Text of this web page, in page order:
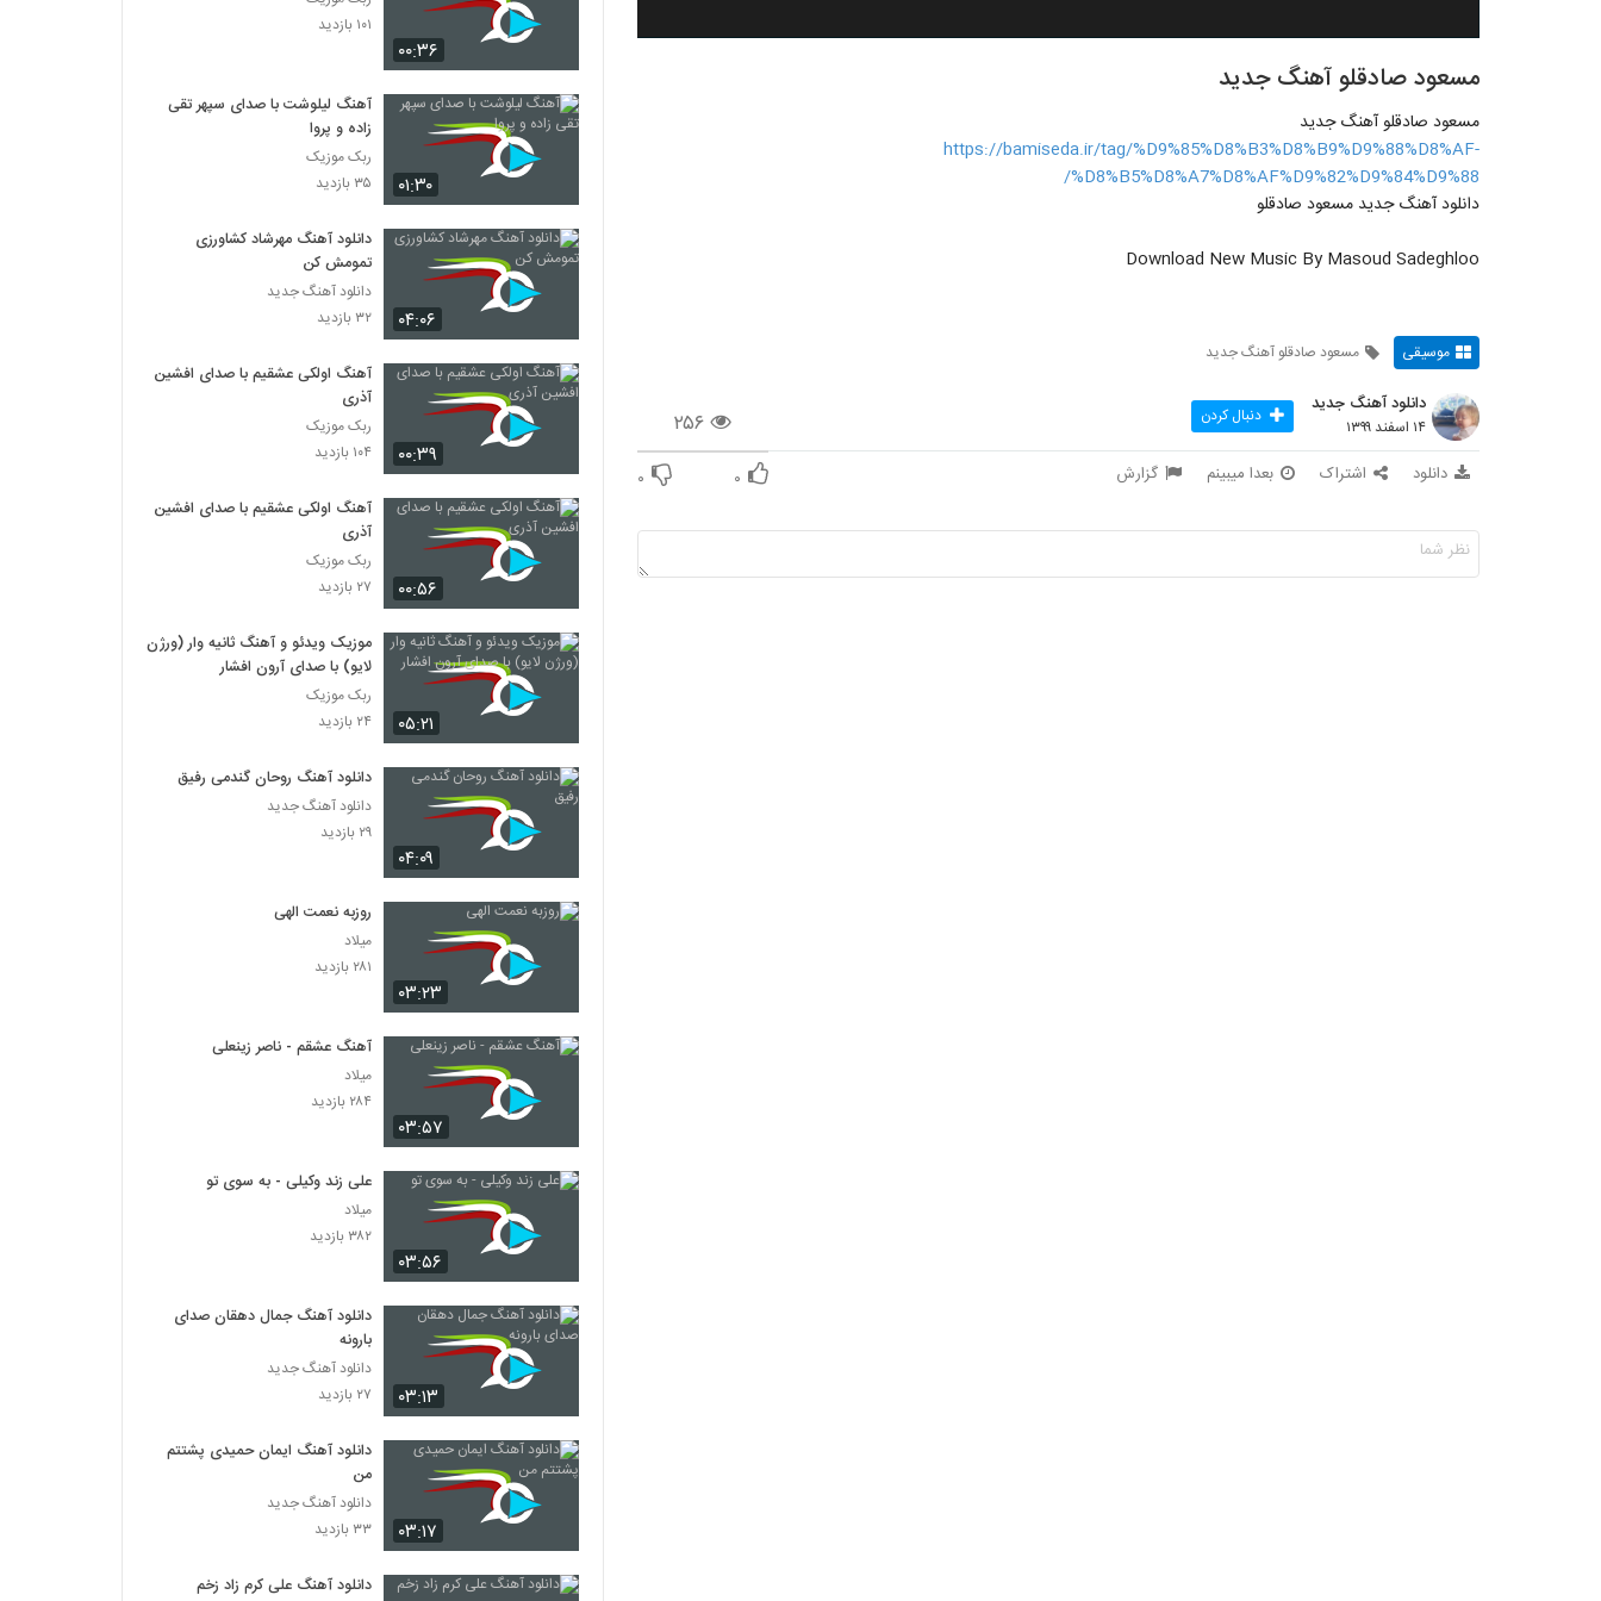
مسعود صادقلو آهنگ جدید
مسعود صادقلو آهنگ جدید
https://bamiseda.ir/tag/%D9%85%D8%B3%D8%B9%D9%88%D8%AF-
%D8%B5%D8%A7%D8%AF%D9%82%D9%84%D9%88/
دانلود آهنگ جدید مسعود صادقلو
Download New Music By Masoud Sadeghloo
موسیقی مسعود صادقلو آهنگ جدید
۲۵۶
دانلود آهنگ جدید
۱۴ اسفند ۱۳۹۹ دنبال کردن
دانلود اشتراک بعدا میبینم گزارش ۰ ۰
۰۰:۳۶
۱۰۱ بازدید
۰۱:۳۰
آهنگ لیلوشت با صدای سپهر تقی
زاده و پروا
ربک موزیک
۳۵ بازدید
۰۴:۰۶
دانلود آهنگ مهرشاد کشاورزی
تمومش کن
دانلود آهنگ جدید
۳۲ بازدید
۰۰:۳۹
آهنگ اولکی عشقیم با صدای افشین
آذری
ربک موزیک
۱۰۴ بازدید
۰۰:۵۶
آهنگ اولکی عشقیم با صدای افشین
آذری
ربک موزیک
۲۷ بازدید
۰۵:۲۱
موزیک ویدئو و آهنگ ثانیه وار (ورژن
لایو) با صدای آرون افشار
ربک موزیک
۲۴ بازدید
۰۴:۰۹
دانلود آهنگ روحان گندمی رفیق
دانلود آهنگ جدید
۲۹ بازدید
۰۳:۲۳
روزبه نعمت الهی
میلاد
۲۸۱ بازدید
۰۳:۵۷
آهنگ عشقم - ناصر زینعلی
میلاد
۲۸۴ بازدید
۰۳:۵۶
علی زند وکیلی - به سوی تو
میلاد
۳۸۲ بازدید
۰۳:۱۳
دانلود آهنگ جمال دهقان صدای
بارونه
دانلود آهنگ جدید
۲۷ بازدید
۰۳:۱۷
دانلود آهنگ ایمان حمیدی پشتتم
من
دانلود آهنگ جدید
۳۳ بازدید
دانلود آهنگ علی کرم زاد زخم